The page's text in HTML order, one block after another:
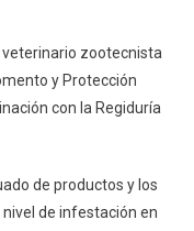
Jamiltepec
veterinario zootecnista
y Protección
con la Regiduría
de productos y los
de infestación en